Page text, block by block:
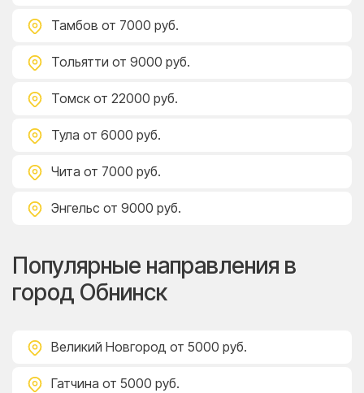
Тамбов от 7000 руб.
Тольятти от 9000 руб.
Томск от 22000 руб.
Тула от 6000 руб.
Чита от 7000 руб.
Энгельс от 9000 руб.
Популярные направления в
город Обнинск
Великий Новгород от 5000 руб.
Гатчина от 5000 руб.